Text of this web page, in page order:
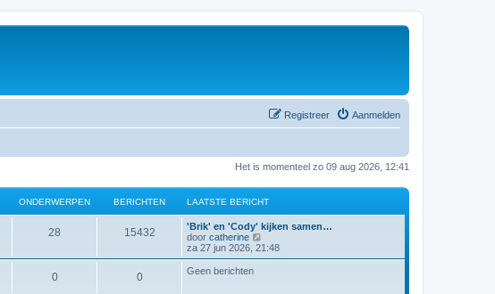
Aanmelden
Registreer
Het is momenteel zo 09 aug 2026, 12:41
ONDERWERPEN BERICHTEN LAATSTE BERICHT
28 15432
'Brik' en 'Cody' kijken samen…
door catherine
e
k
za 27 jun 2026, 21:48
0 0 Geen berichten